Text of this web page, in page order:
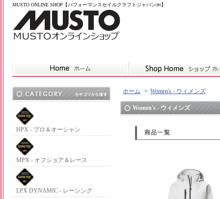
MUSTO ONLINE SHOP【パフォーマンスセイルクラフトジャパン㈱】
HPX - プロ＆オーシャン
MPX - オフショア＆レース
LPX DYNAMIC - レーシング
ホーム > Women's - ウィメンズ
Women's - ウィメンズ
商品一覧